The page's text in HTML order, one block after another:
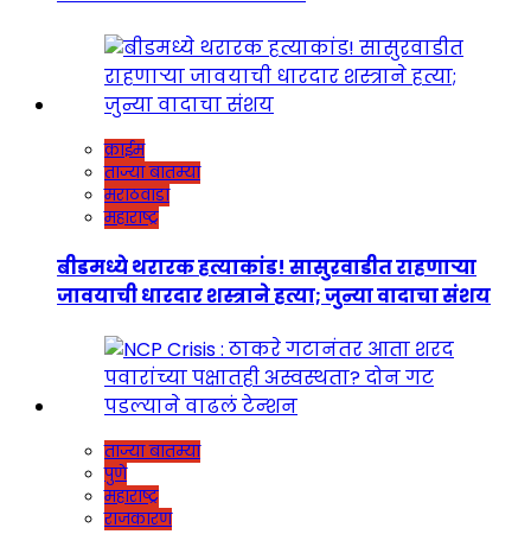
क्राईम
ताज्या बातम्या
मराठवाडा
महाराष्ट्र
बीडमध्ये थरारक हत्याकांड! सासुरवाडीत राहणाऱ्या
जावयाची धारदार शस्त्राने हत्या; जुन्या वादाचा संशय
ताज्या बातम्या
पुणे
महाराष्ट्र
राजकारण